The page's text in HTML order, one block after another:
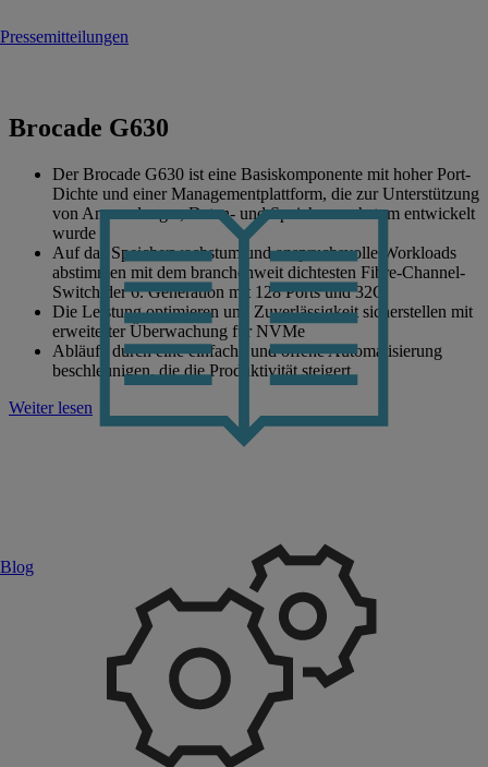
Pressemitteilungen
Blog
Brocade G630
Der Brocade G630 ist eine Basiskomponente mit hoher Port-
Dichte und einer Managementplattform, die zur Unterstützung
von Anwendungs-, Daten- und Speicherwachstum entwickelt
wurde
Auf das Speicherwachstum und anspruchsvolle Workloads
abstimmen mit dem branchenweit dichtesten Fibre-Channel-
Switch der 6. Generation mit 128 Ports und 32G
Die Leistung optimieren und Zuverlässigkeit sicherstellen mit
erweiterter Überwachung für NVMe
Abläufe durch eine einfache und offene Automatisierung
beschleunigen, die die Produktivität steigert
Weiter lesen